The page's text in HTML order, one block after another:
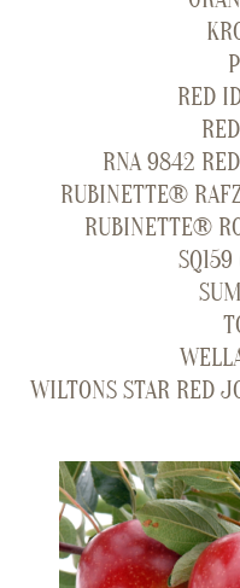
RED
RNA 9842
RUBINETTE®
RUBINETTE®
WILTONS STAR RED